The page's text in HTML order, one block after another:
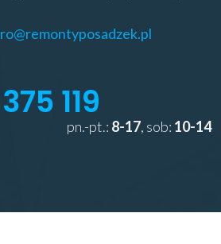
119
pn.-pt.: 8-17, sob: 10-14